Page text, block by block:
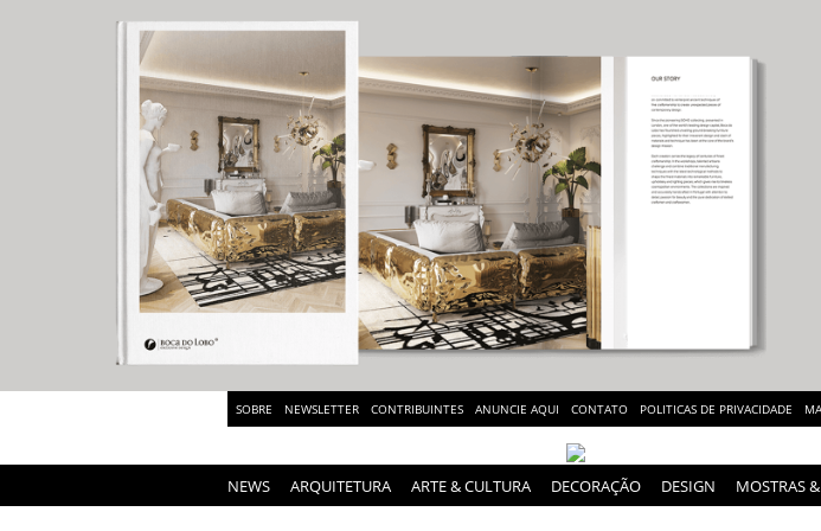
SOBRE NEWSLETTER CONTRIBUINTES ANUNCIE AQUI CONTATO POLITICAS DE PRIVACIDADE
NEWS ARQUITETURA ARTE & CULTURA DECORAÇÃO DESIGN MOSTRAS